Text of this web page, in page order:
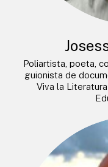
Poliartista, poeta,
guionista de
Viva la